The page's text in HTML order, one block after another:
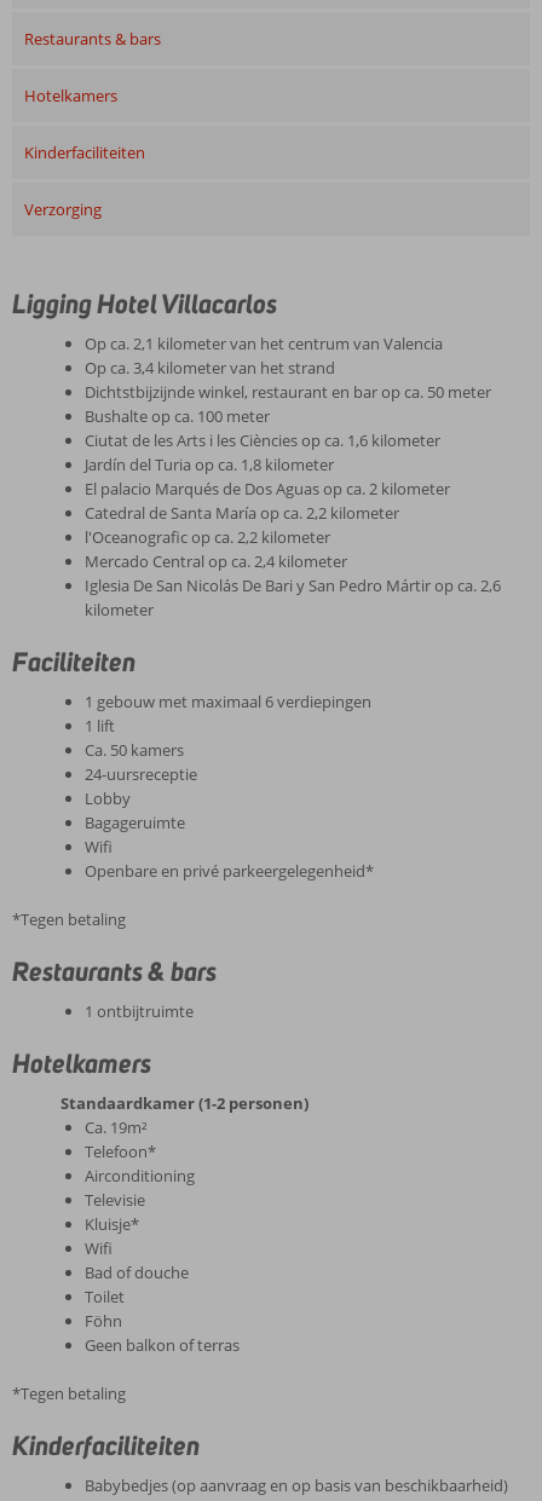
Restaurants & bars
Hotelkamers
Kinderfaciliteiten
Verzorging
Ligging Hotel Villacarlos
Op ca. 2,1 kilometer van het centrum van Valencia
Op ca. 3,4 kilometer van het strand
Dichtstbijzijnde winkel, restaurant en bar op ca. 50 meter
Bushalte op ca. 100 meter
Ciutat de les Arts i les Ciències op ca. 1,6 kilometer
Jardín del Turia op ca. 1,8 kilometer
El palacio Marqués de Dos Aguas op ca. 2 kilometer
Catedral de Santa María op ca. 2,2 kilometer
l'Oceanografic op ca. 2,2 kilometer
Mercado Central op ca. 2,4 kilometer
Iglesia De San Nicolás De Bari y San Pedro Mártir op ca. 2,6
kilometer
Faciliteiten
1 gebouw met maximaal 6 verdiepingen
1 lift
Ca. 50 kamers
24-uursreceptie
Lobby
Bagageruimte
Wifi
Openbare en privé parkeergelegenheid*
*Tegen betaling
Restaurants & bars
1 ontbijtruimte
Hotelkamers
Standaardkamer (1-2 personen)
Ca. 19m²
Telefoon*
Airconditioning
Televisie
Kluisje*
Wifi
Bad of douche
Toilet
Föhn
Geen balkon of terras
*Tegen betaling
Kinderfaciliteiten
Babybedjes (op aanvraag en op basis van beschikbaarheid)